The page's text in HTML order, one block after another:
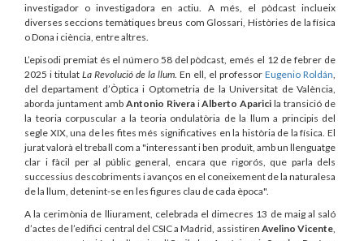
investigador o investigadora en actiu. A més, el pòdcast inclueix
diverses seccions temàtiques breus com Glossari, Històries de la física
o Dona i ciència, entre altres.
L’episodi premiat és el número 58 del pòdcast, emés el 12 de febrer de
2025 i titulat La Revolució de la llum . En ell, el professor Eugenio Roldán
del departament d’Òptica i Optometria de la Universitat de València,
aborda juntament amb Antonio RiveraiAlberto Aparici la transició de
la teoria corpuscular a la teoria ondulatòria de la llum a principis del
segle XIX, una de les fites més significatives en la història de la física. El
jurat valorà el treball com a "interessant i ben produït, amb un llenguatge
clar i fàcil per al públic general, encara que rigorós, que parla dels
successius descobriments i avanços en el coneixement de la naturalesa
de la llum, detenint-se en les figures clau de cada època".
A la cerimònia de lliurament, celebrada el dimecres 13 de maig al saló
d’actes de l’edifici central del CSIC a Madrid, assistiren Avelino Vicente